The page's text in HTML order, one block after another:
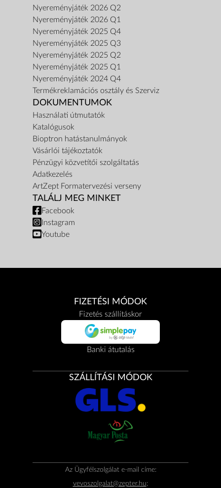
Nyereményjáték 2026 Q2
Nyereményjáték 2026 Q1
Nyereményjáték 2025 Q4
Nyereményjáték 2025 Q3
Nyereményjáték 2025 Q2
Nyereményjáték 2025 Q1
Nyereményjáték 2024 Q4
Termékreklamációs osztály és Szerviz
DOKUMENTUMOK
Használati útmutatók
Katalógusok
Bioptron hatástanulmányok
Vásárlói tájékoztatók
Pénzügyi közvetítői szolgáltatás
Adatkezelés
ArtZept Formatervezési verseny
TALÁLJ MEG MINKET
Facebook
Instagram
Youtube
FIZETÉSI MÓDOK
Fizetés szállításkor
Banki átutalás
SZÁLLÍTÁSI MÓDOK
Az Ügyfélszolgálat e-mail címe:
vevoszolgalat@zepter.hu;